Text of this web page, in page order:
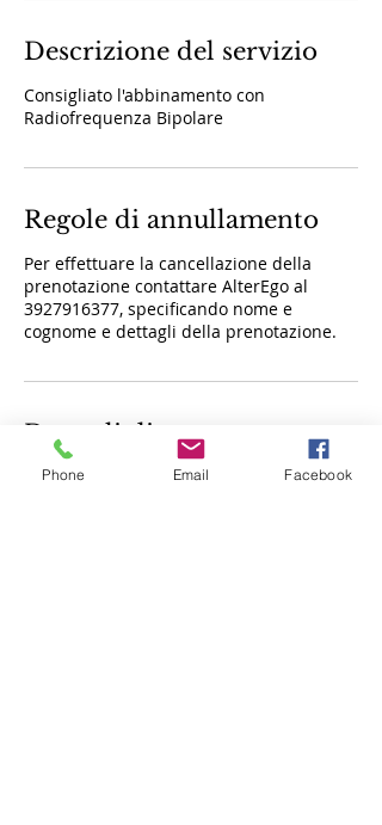
Descrizione del servizio
Consigliato l'abbinamento con
Radiofrequenza Bipolare
Regole di annullamento
Per effettuare la cancellazione della
prenotazione contattare AlterEgo al
3927916377, specificando nome e
cognome e dettagli della prenotazione.
Dettagli di contatto
Via degli Oleandri, 29, Potenza, PZ, Italia
Phone Email Facebook